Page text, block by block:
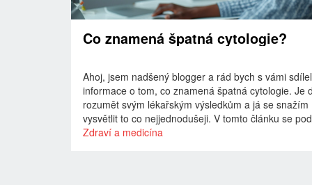
Co znamená špatná cytologie?
Ahoj, jsem nadšený blogger a rád bych s vámi
informace o tom, co znamená špatná cytologie. Je
rozumět svým lékařským výsledkům a já se snažím
vysvětlit to co nejjednodušeji. V tomto článku se
na význam špatné cytologie, jak ji interpretovat a co
Zdraví a medicína